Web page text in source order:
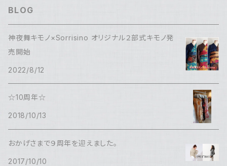
BLOG
神夜舞キモノ×Sorrisino オリジナル２部式キモノ発
売開始
2022/8/12
☆10周年☆
2018/10/13
おかげさまで９周年を迎えました。
2017/10/10